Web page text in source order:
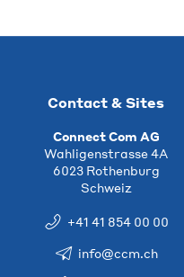
Contact & Sites
Connect Com AG
Wahligenstrasse 4A
6023 Rothenburg
Schweiz
+41 41 854 00 00
info@ccm.ch